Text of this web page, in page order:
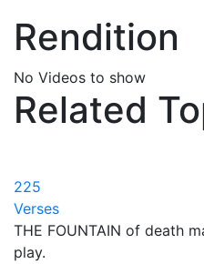
Rendition
No Videos to show
Related
225
Verses
THE FOUNTAIN of death
play.